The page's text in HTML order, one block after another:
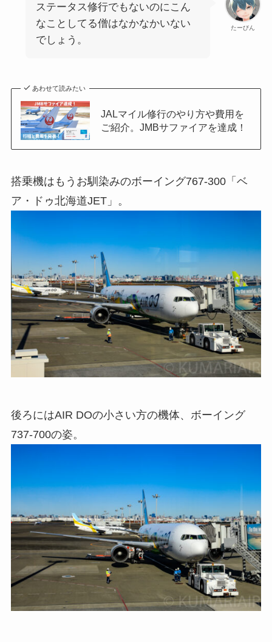
たーびん
ステータス修行でもないのにこん
なことしてる僧はなかなかいない
でしょう。
あわせて読みたい
JALマイル修行のやり方や費用を
ご紹介。JMBサファイアを達成！
搭乗機はもうお馴染みのボーイング767-300「ベ
ア・ドゥ北海道JET」。
後ろにはAIR DOの小さい方の機体、ボーイング
737-700の姿。